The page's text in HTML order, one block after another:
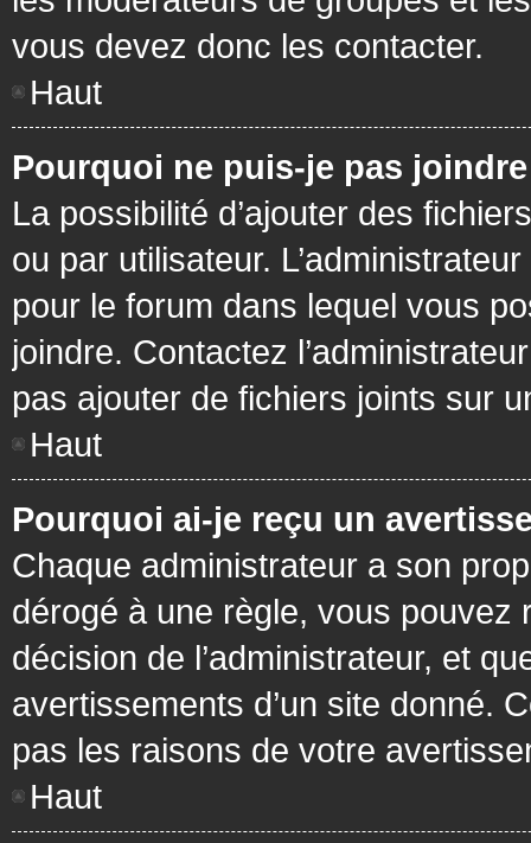
vous devez donc les contacter.
Haut
Pourquoi ne puis-je pas
La possibilité d’ajouter des
ou par utilisateur.
pour le forum dans lequel vous
joindre. Contactez
pas ajouter de fichiers joints sur
Haut
Pourquoi ai-je reçu un
Chaque administrateur a son
dérogé à une règle, vous pouvez
décision de l’administrateur, et
avertissements d’un site donné.
pas les raisons de votre
Haut